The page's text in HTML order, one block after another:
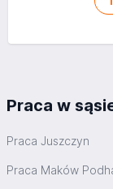
Praca w
Praca Juszczyn
Praca Maków